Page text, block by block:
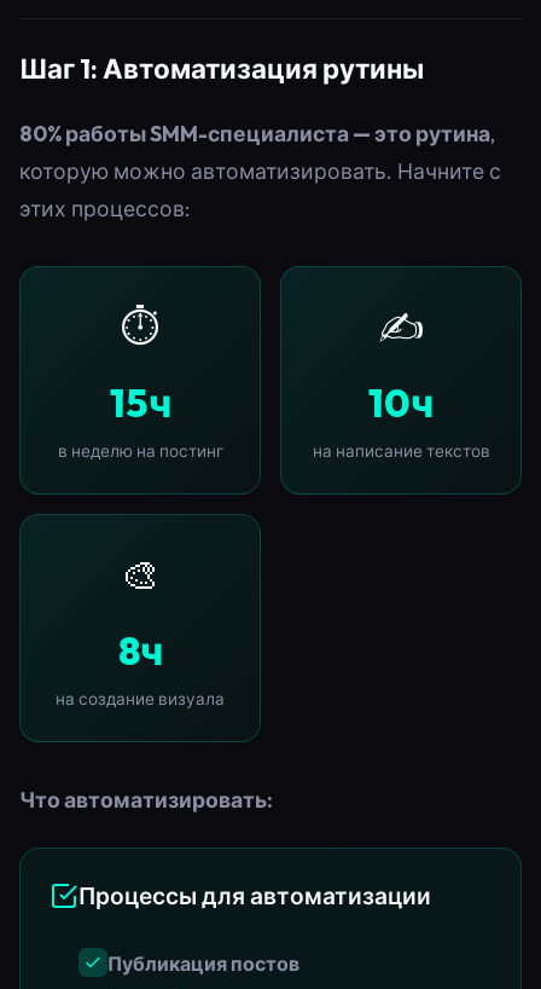
Шаг 1: Автоматизация рутины
80% работы SMM-специалиста — это рутина,
которую можно автоматизировать. Начните с
этих процессов:
⏱️
15ч
в неделю на постинг
✍️
10ч
на написание текстов
🎨
8ч
на создание визуала
Что автоматизировать:
Процессы для автоматизации
Публикация постов